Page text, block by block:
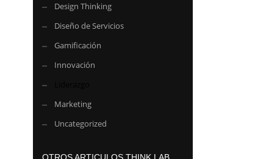
Design Thinking
Diseño de Servicios
Gamificación
Innovación
Marketing
Uncategorized